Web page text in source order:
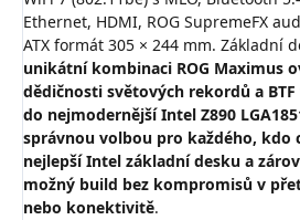
Ethernet, HDMI, ROG SupremeFX
ATX formát 305 × 244 mm. Základní
unikátní kombinaci ROG Maximus
dědičnosti světových rekordů a
do nejmodernější Intel Z890
správnou volbou pro každého, kdo
nejlepší Intel základní desku a
možný build bez kompromisů v
nebo konektivitě.